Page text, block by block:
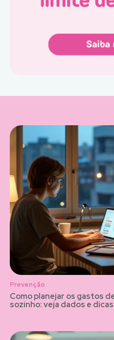
Prevenção
Como planejar os gastos
sozinho: veja dados e dicas